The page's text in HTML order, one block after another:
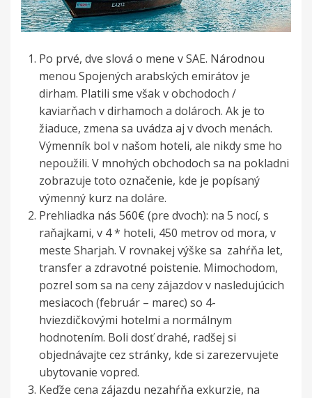
Po prvé, dve slová o mene v SAE. Národnou
menou Spojených arabských emirátov je
dirham. Platili sme však v obchodoch /
kaviarňach v dirhamoch a dolároch. Ak je to
žiaduce, zmena sa uvádza aj v dvoch menách.
Výmenník bol v našom hoteli, ale nikdy sme ho
nepoužili. V mnohých obchodoch sa na pokladni
zobrazuje toto označenie, kde je popísaný
výmenný kurz na doláre.
Prehliadka nás 560€ (pre dvoch): na 5 nocí, s
raňajkami, v 4 * hoteli, 450 metrov od mora, v
meste Sharjah. V rovnakej výške sa zahŕňa let,
transfer a zdravotné poistenie. Mimochodom,
pozrel som sa na ceny zájazdov v nasledujúcich
mesiacoch (február – marec) so 4-
hviezdičkovými hotelmi a normálnym
hodnotením. Boli dosť drahé, radšej si
objednávajte cez stránky, kde si zarezervujete
ubytovanie vopred.
Keďže cena zájazdu nezahŕňa exkurzie, na